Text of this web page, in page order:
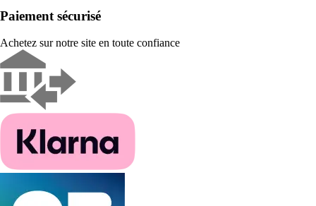
Paiement sécurisé
Achetez sur notre site en toute confiance